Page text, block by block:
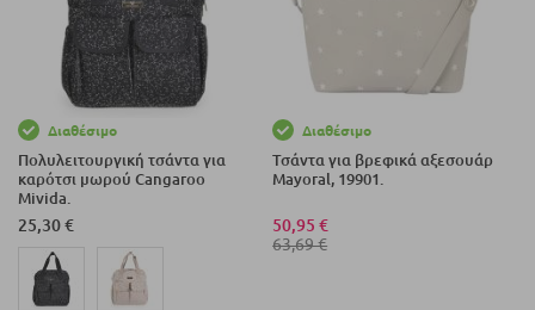
Διαθέσιμο
Πολυλειτουργική τσάντα για
καρότσι μωρού Cangaroo
Mivida.
25,30 €
Διαθέσιμο
Τσάντα για βρεφικά αξεσουάρ
Mayoral, 19901.
50,95 €
63,69 €